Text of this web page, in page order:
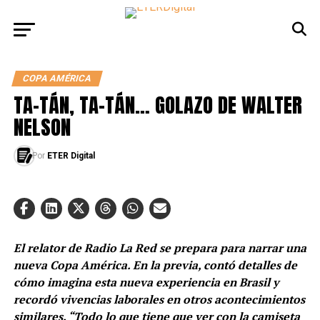
COPA AMÉRICA
TA-TÁN, TA-TÁN… GOLAZO DE WALTER
NELSON
Por ETER Digital
El relator de Radio La Red se prepara para narrar una
nueva Copa América. En la previa, contó detalles de
cómo imagina esta nueva experiencia en Brasil y
recordó vivencias laborales en otros acontecimientos
similares. “Todo lo que tiene que ver con la camiseta